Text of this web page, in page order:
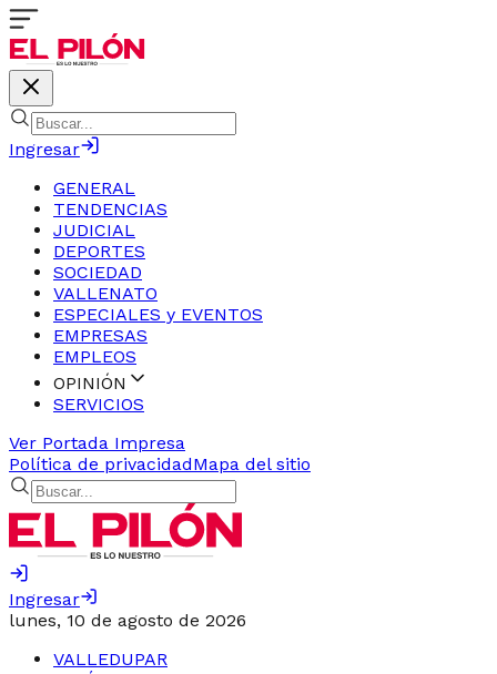
Ingresar
GENERAL
TENDENCIAS
JUDICIAL
DEPORTES
SOCIEDAD
VALLENATO
ESPECIALES y EVENTOS
EMPRESAS
EMPLEOS
OPINIÓN
SERVICIOS
Ver Portada Impresa
Política de privacidadMapa del sitio
Ingresar
lunes, 10 de agosto de 2026
VALLEDUPAR